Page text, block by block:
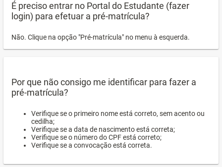
É preciso entrar no Portal do Estudante (fazer
login) para efetuar a pré-matrícula?
Não. Clique na opção "Pré-matrícula" no menu à esquerda.
Por que não consigo me identificar para fazer a
pré-matrícula?
Verifique se o primeiro nome está correto, sem acento ou
cedilha;
Verifique se a data de nascimento está correta;
Verifique se o número do CPF está correto;
Verifique se a convocação está correta.